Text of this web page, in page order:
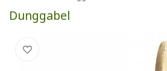
Dunggabel